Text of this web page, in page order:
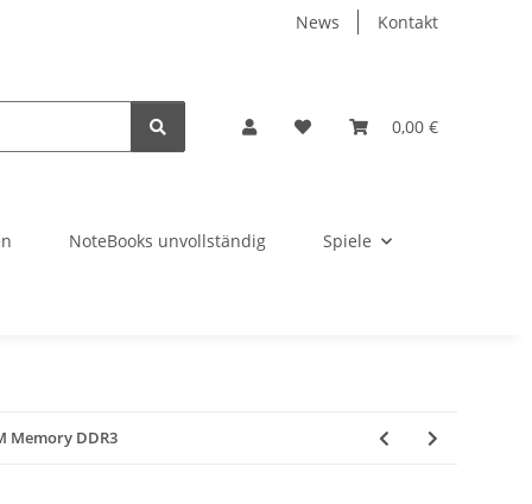
News Kontakt
0,00 €
NoteBooks unvollständig Spiele
Memory DDR3